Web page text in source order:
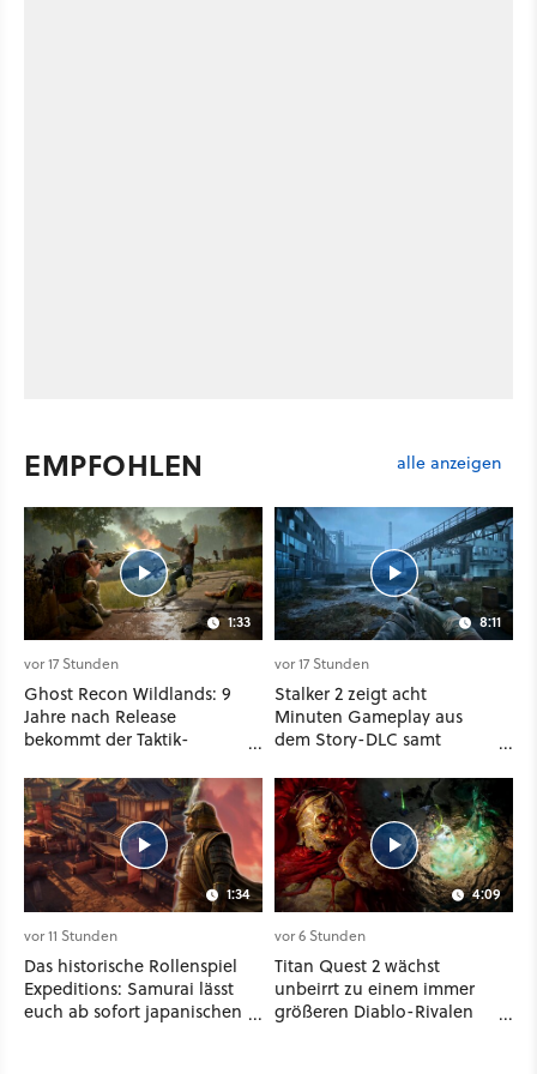
EMPFOHLEN alle anzeigen
1:33
vor 17 Stunden
Ghost Recon Wildlands: 9
Jahre nach Release
bekommt der Taktik-
nochmal ein dickes Update
8:11
vor 17 Stunden
Stalker 2 zeigt acht
Minuten Gameplay aus
dem Story-DLC samt
Gegnern
1:34
vor 11 Stunden
Das historische Rollenspiel
Expeditions: Samurai lässt
euch ab sofort japanischen
4:09
vor 6 Stunden
Titan Quest 2 wächst
unbeirrt zu einem immer
größeren Diablo-Rivalen